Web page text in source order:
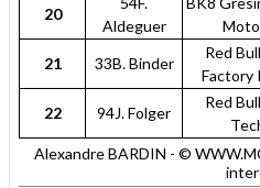
20
Aldeguer
21 33B. Binder
Red
Factory
22 94J. Folger
Red
Alexandre BARDIN - ©